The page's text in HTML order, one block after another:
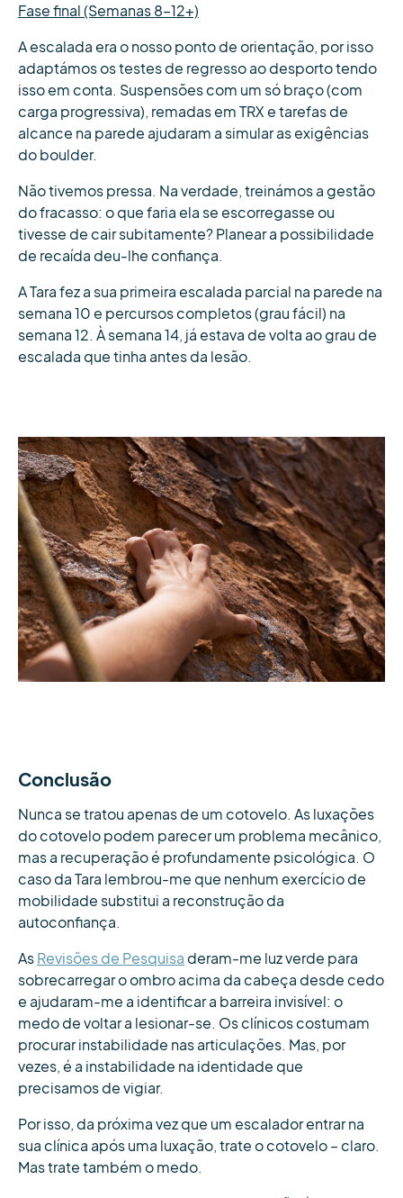
Fase final (Semanas 8–12+)
A escalada era o nosso ponto de orientação, por isso
adaptámos os testes de regresso ao desporto tendo
isso em conta. Suspensões com um só braço (com
carga progressiva), remadas em TRX e tarefas de
alcance na parede ajudaram a simular as exigências
do boulder.
Não tivemos pressa. Na verdade, treinámos a gestão
do fracasso: o que faria ela se escorregasse ou
tivesse de cair subitamente? Planear a possibilidade
de recaída deu-lhe confiança.
A Tara fez a sua primeira escalada parcial na parede na
semana 10 e percursos completos (grau fácil) na
semana 12. À semana 14, já estava de volta ao grau de
escalada que tinha antes da lesão.
Conclusão
Nunca se tratou apenas de um cotovelo. As luxações
do cotovelo podem parecer um problema mecânico,
mas a recuperação é profundamente psicológica. O
caso da Tara lembrou-me que nenhum exercício de
mobilidade substitui a reconstrução da
autoconfiança.
As Revisões de Pesquisa deram-me luz verde para
sobrecarregar o ombro acima da cabeça desde cedo
e ajudaram-me a identificar a barreira invisível: o
medo de voltar a lesionar-se. Os clínicos costumam
procurar instabilidade nas articulações. Mas, por
vezes, é a instabilidade na identidade que
precisamos de vigiar.
Por isso, da próxima vez que um escalador entrar na
sua clínica após uma luxação, trate o cotovelo – claro.
Mas trate também o medo.